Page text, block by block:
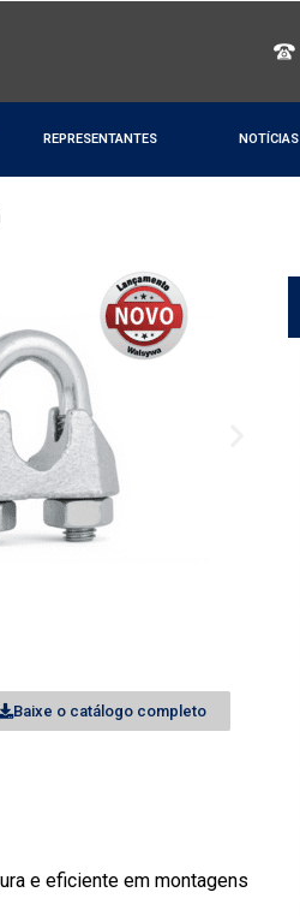
REPRESENTANTES NOTÍCIAS
Baixe o catálogo completo
e eficiente em montagens